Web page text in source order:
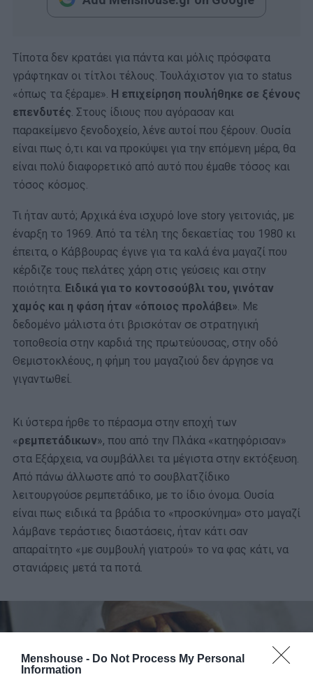
Menshouse - Do Not Process My Personal
Information
Τίποτα δεν κρατάει για πάντα και μόλις πρόσφατα
γράφτηκαν οι τίτλοι τέλους. Τουλάχιστον για το status
«όπως τα ξέραμε». Η επιχείρηση πουλήθηκε σε ξένους
επενδυτές. Στους ίδιους που αγόρασαν και
παρακείμενο ξενοδοχείο, λένε αυτοί που ξέρουν. Ουσία
είναι πως ό,τι και να προκύψει για την επόμενη μέρα, θα
είναι πολύ διαφορετικό από αυτό που έμαθε τόσος και
τόσος κόσμος.
Τι ήταν αυτό; Αρχικά ένα ισχυρό love story γειτονιάς, με
έναρξη το 1969. Από τα τέλη της δεκαετίας του 1980 κι
έπειτα, ο Κάββουρας έγινε για τα καλά ένα μαγαζί που
κέρδιζε τους πελάτες χάρη στις γεύσεις και στην
ποιότητα. Ειδικά για το κοντοσούβλι του, γινόταν
χαμός και η φάση ήταν «όποιος προλάβει». Με
δεδομένο μάλιστα ότι βρισκόταν σε στρατηγική
τοποθεσία στην καρδιά της πρωτεύουσας, στην οδό
Θεμιστοκλέους, η φήμη του μαγαζιού δεν άργησε να
γιγαντωθεί.
Κι ύστερα ήρθε το πέρασμα στην εποχή των
«ρεμπετάδικων», που από την Πλάκα «κατηφόρισαν»
στα Εξάρχεια, να συμβάλλει τα μέγιστα στην εκτόξευση.
Από πάνω άλλωστε από το σουβλατζίδικο
λειτουργούσε ρεμπετάδικο, με το ίδιο όνομα. Ουσία
είναι πως ειδικά τα βράδια το «προσκύνημα» στο μαγαζί
λάμβανε τεράστιες διαστάσεις, ήταν κάτι σαν
απαραίτητο «με συμβουλή γιατρού» το να φας κάτι, να
στανιάρεις μετά τα ποτά.